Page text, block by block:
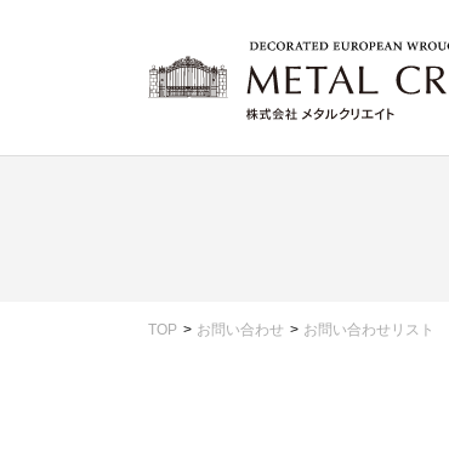
TOP お問い合わせ お問い合わせリスト